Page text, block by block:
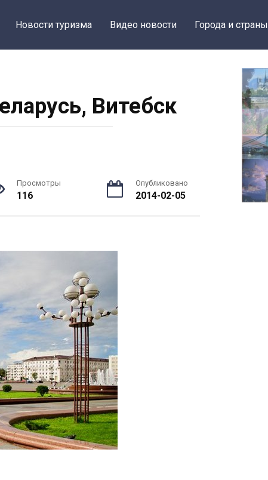
Новости туризма Видео новости Города и страны
Витебск
Просмотры
116
Опубликовано
2014-02-05